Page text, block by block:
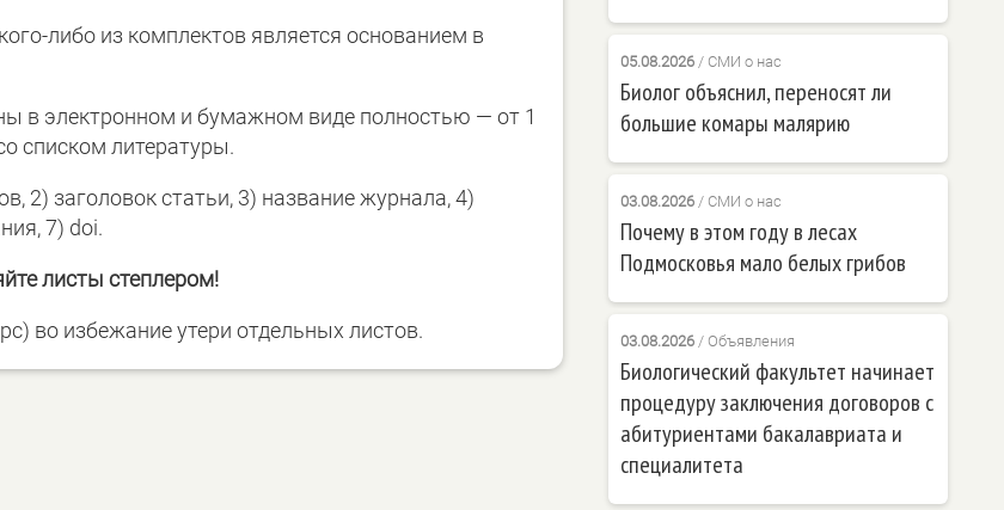
либо из комплектов является основанием в
в электронном и бумажном виде полностью — от 1
списком литературы.
2) заголовок статьи, 3) название журнала, 4)
7) doi.
листы степлером!
во избежание утери отдельных листов.
05.08.2026/ СМИ о нас
Биолог объяснил, переносят ли
большие комары малярию
03.08.2026/ СМИ о нас
Почему в этом году в лесах
Подмосковья мало белых грибов
03.08.2026/ Объявления
Биологический факультет начинает
процедуру заключения договоров с
абитуриентами бакалавриата и
специалитета